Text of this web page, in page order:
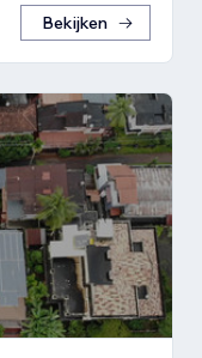
Bekijken